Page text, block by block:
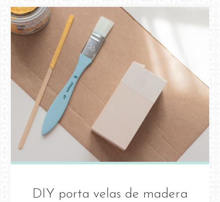
EN
HALLOWEEN"
DIY porta velas de madera